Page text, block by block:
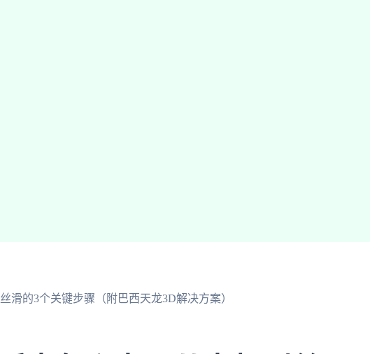
滑的3个关键步骤（附巴西天龙3D解决方案）